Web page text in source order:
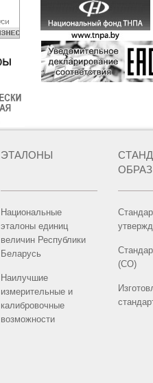
ЭТАЛОНЫ
Национальные
эталоны единиц
величин Республики
Беларусь
Наилучшие
измерительные и
калибровочные
возможности
(СО)